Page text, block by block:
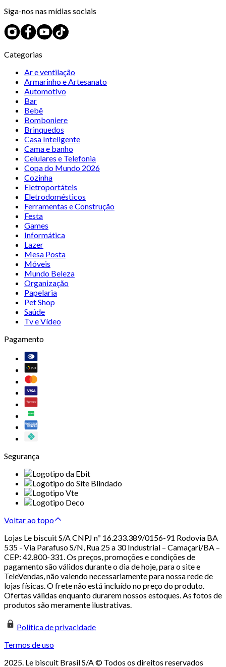
Siga-nos nas mídias sociais
Categorias
Ar e ventilação
Armarinho e Artesanato
Automotivo
Bar
Bebê
Bomboniere
Brinquedos
Casa Inteligente
Cama e banho
Celulares e Telefonia
Copa do Mundo 2026
Cozinha
Eletroportáteis
Eletrodomésticos
Ferramentas e Construção
Festa
Games
Informática
Lazer
Mesa Posta
Móveis
Mundo Beleza
Organização
Papelaria
Pet Shop
Saúde
Tv e Vídeo
Pagamento
Segurança
Voltar ao topo
Lojas Le biscuit S/A CNPJ nº 16.233.389/0156-91 Rodovia BA
535 - Via Parafuso S/N, Rua 25 a 30 Industrial – Camaçari/BA –
CEP: 42.800-331. Os preços, promoções e condições de
pagamento são válidos durante o dia de hoje, para o site e
TeleVendas, não valendo necessariamente para nossa rede de
lojas físicas. O frete não está incluído no preço do produto.
Ofertas válidas enquanto durarem nossos estoques. As fotos de
produtos são meramente ilustrativas.
Politica de privacidade
Termos de uso
2025. Le biscuit Brasil S/A © Todos os direitos reservados